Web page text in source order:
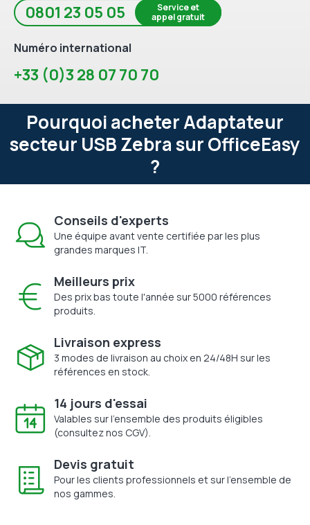
0801 23 05 05
Service et
appel gratuit
Numéro international
+33 (0)3 28 07 70 70
Pourquoi acheter Adaptateur
secteur USB Zebra sur OfficeEasy
?
Conseils d'experts
Une équipe avant vente certifiée par les plus
grandes marques IT.
Meilleurs prix
Des prix bas toute l'année sur 5000 références
produits.
Livraison express
3 modes de livraison au choix en 24/48H sur les
références en stock.
14 jours d'essai
Valables sur l'ensemble des produits éligibles
(consultez nos CGV).
Devis gratuit
Pour les clients professionnels et sur l'ensemble de
nos gammes.